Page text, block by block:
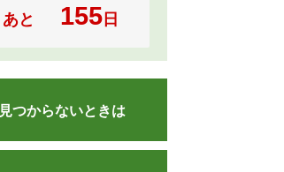
あと 155日
見つからないときは